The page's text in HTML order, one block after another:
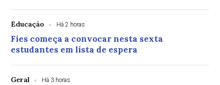
Educação Há 2 horas
Fies começa a convocar nesta sexta
estudantes em lista de espera
Geral Há 3 horas